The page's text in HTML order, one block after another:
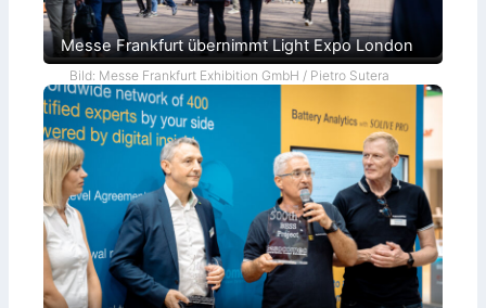
Messe Frankfurt übernimmt Light Expo London
Bild: Messe Frankfurt Exhibition GmbH / Pietro Sutera